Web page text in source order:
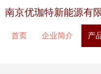
南京优珈特新能源有
首页 企业简介 产